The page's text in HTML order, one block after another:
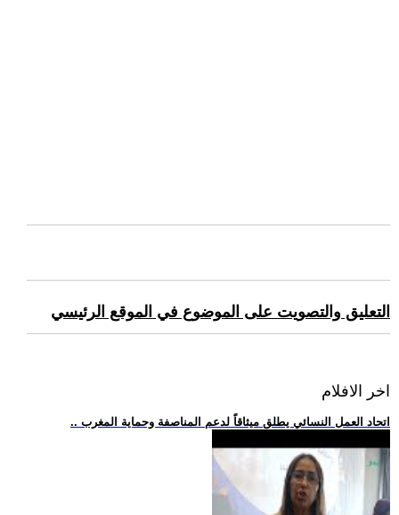
التعليق والتصويت على الموضوع في الموقع الرئيسي
اخر الافلام
.. اتحاد العمل النسائي يطلق ميثاقاً لدعم المناصفة وحماية المغرب